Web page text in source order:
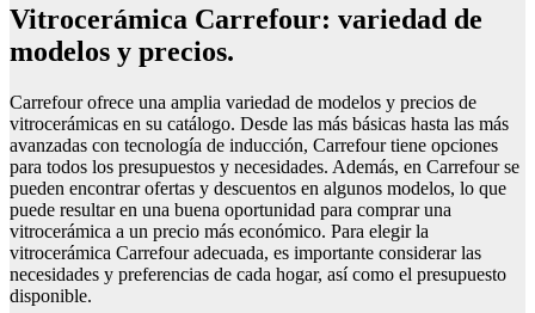
Vitrocerámica Carrefour: variedad de
modelos y precios.
Carrefour ofrece una amplia variedad de modelos y precios de
vitrocerámicas en su catálogo. Desde las más básicas hasta las más
avanzadas con tecnología de inducción, Carrefour tiene opciones
para todos los presupuestos y necesidades. Además, en Carrefour se
pueden encontrar ofertas y descuentos en algunos modelos, lo que
puede resultar en una buena oportunidad para comprar una
vitrocerámica a un precio más económico. Para elegir la
vitrocerámica Carrefour adecuada, es importante considerar las
necesidades y preferencias de cada hogar, así como el presupuesto
disponible.